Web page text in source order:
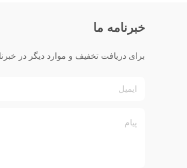
خبرنامه ما
برای دریافت تخفیف و موارد دیگر در